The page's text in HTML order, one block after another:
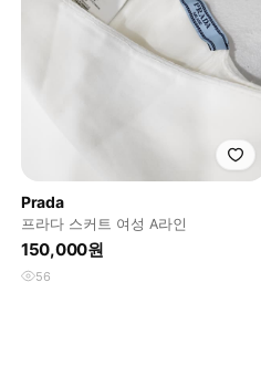
Prada
프라다 스커트 여성 A라인
150,000원
56